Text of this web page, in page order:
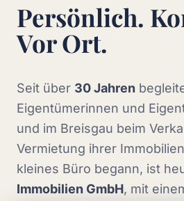
Persönlich.
Vor Ort.
Seit über 30 Jahren
Eigentümerinnen und
und im Breisgau beim
Vermietung ihrer
kleines Büro begann, ist
Immobilien GmbH, mit